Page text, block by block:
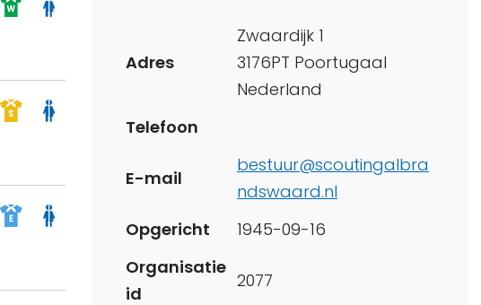
Adres
Zwaardijk 1
3176PT Poortugaal
Nederland
Telefoon
E-mail
bestuur@scoutingalbra
ndswaard.nl
Opgericht
1945-09-16
Organisatie
id
2077